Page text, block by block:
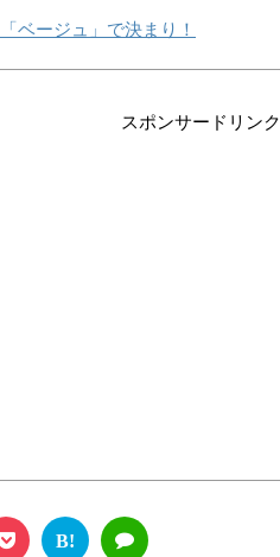
ベージュ」で決まり！
スポンサードリンク
B!